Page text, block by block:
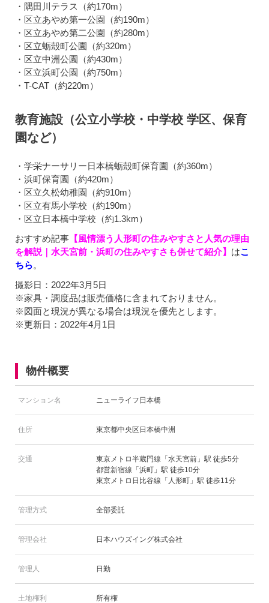
・隅田川テラス（約170m）
・区立あやめ第一公園（約190m）
・区立あやめ第二公園（約280m）
・区立蛎殻町公園（約320m）
・区立中洲公園（約430m）
・区立浜町公園（約750m）
・T-CAT（約220m）
教育施設（公立小学校・中学校 学区、保育
園など）
・学栄ナーサリー日本橋蛎殻町保育園（約360m）
・浜町保育園（約420m）
・区立久松幼稚園（約910m）
・区立有馬小学校（約190m）
・区立日本橋中学校（約1.3km）
おすすめ記事 【風情漂う人形町の住みやすさと人気の理由
を解説｜水天宮前・浜町の住みやすさも併せて紹介】 はこ
ちら。
撮影日：2022年3月5日
※家具・調度品は販売価格に含まれておりません。
※図面と現況が異なる場合は現況を優先とします。
※更新日：2022年4月1日
物件概要
マンション名 ニューライフ日本橋
住所 東京都中央区日本橋中洲
交通
東京メトロ半蔵門線「水天宮前」駅 徒歩5分
都営新宿線「浜町」駅 徒歩10分
東京メトロ日比谷線「人形町」駅 徒歩11分
管理方式 全部委託
管理会社 日本ハウズイング株式会社
管理人 日勤
土地権利 所有権